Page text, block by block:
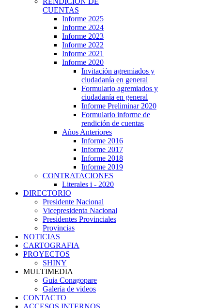
CUENTAS
Informe 2025
Informe 2024
Informe 2023
Informe 2022
Informe 2021
Informe 2020
Invitación agremiados y
ciudadanía en general
Formulario agremiados y
ciudadanía en general
Informe Preliminar 2020
Formulario informe de
rendición de cuentas
Años Anteriores
Informe 2016
Informe 2017
Informe 2018
Informe 2019
CONTRATACIONES
Literales i - 2020
DIRECTORIO
Presidente Nacional
Vicepresidenta Nacional
Presidentes Provinciales
Provincias
NOTICIAS
CARTOGRAFIA
PROYECTOS
SHINY
MULTIMEDIA
Guia Conagopare
Galería de videos
CONTACTO
ACCESOS INTERNOS